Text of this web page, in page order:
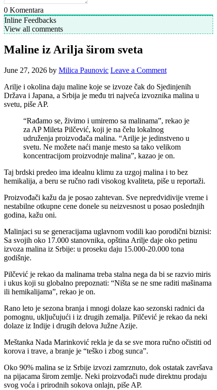
0 Komentara
Inline Feedbacks
View all comments
Maline iz Arilja širom sveta
June 27, 2026 by Milica Paunovic Leave a Comment
Arilje i okolina daju maline koje se izvoze čak do Sjedinjenih
Država i Japana, a Srbija je među tri najveća izvoznika malina u
svetu, piše AP.
“Rađamo se, živimo i umiremo sa malinama”, rekao je
za AP Mileta Pilčević, koji je na čelu lokalnog
udruženja proizvođača malina. “Arilje je jedinstveno u
svetu. Ne možete naći manje mesto sa tako velikom
koncentracijom proizvodnje malina”, kazao je on.
Taj brdski predeo ima idealnu klimu za uzgoj malina i to bez
hemikalija, a beru se ručno radi visokog kvaliteta, piše u reportaži.
Proizvođači kažu da je posao zahtevan. Sve nepredvidivije vreme i
nestabilne otkupne cene donele su neizvesnost u posao poslednjih
godina, kažu oni.
Malinjaci su se generacijama uglavnom vodili kao porodični biznisi:
Sa svojih oko 17.000 stanovnika, opština Arilje daje oko petinu
izvoza malina iz Srbije: u proseku daju 15.000-20.000 tona
godišnje.
Pilčević je rekao da malinama treba stalna nega da bi se razvio miris
i ukus koji su globalno prepoznati: “Ništa se ne sme raditi mašinama
ili hemikalijama”, rekao je on.
Rano leto je sezona branja i mnogi dolaze kao sezonski radnici da
pomognu, uključujući i iz drugih zemalja. Pilčević je rekao da neki
dolaze iz Indije i drugih delova Južne Azije.
Meštanka Nada Marinković rekla je da se sve mora ručno očistiti od
korova i trave, a branje je “teško i zbog sunca”.
Oko 90% malina se iz Srbije izvozi zamrznuto, dok ostatak završava
na pijacama širom zemlje. Neki proizvođači nude direktnu prodaju
svog voća i prirodnih sokova onlajn, piše AP.